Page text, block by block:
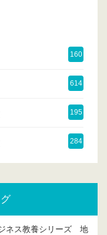
160
614
195
284
ネス教養シリーズ 地